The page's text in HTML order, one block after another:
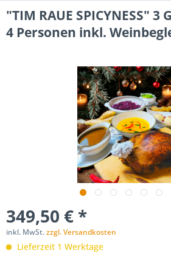
"TIM RAUE SPICYNESS"
4 Personen inkl.
349,50 € *
inkl. MwSt.zzgl. Versandkosten
Lieferzeit 1 Werktage